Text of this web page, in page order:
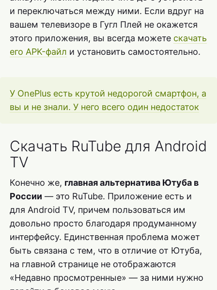
и переключаться между ними. Если вдруг на
вашем телевизоре в Гугл Плей не окажется
этого приложения, вы всегда можете скачать
его APK-файл и установить самостоятельно.
У OnePlus есть крутой недорогой смартфон, а
вы и не знали. У него всего один недостаток
Скачать RuTube для Android
TV
Конечно же, главная альтернатива Ютуба в
России — это RuTube. Приложение есть и
для Android TV, причем пользоваться им
довольно просто благодаря продуманному
интерфейсу. Единственная проблема может
быть связана с тем, что в отличие от Ютуба,
на главной странице не отображаются
«Недавно просмотренные» — за ними нужно